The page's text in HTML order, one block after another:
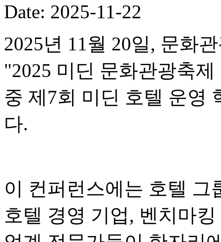
Date: 2025-11-22
2025년 11월 20일, 문화
"2025 미딘 문화관광축
중 제7회 미딘 호텔 운영
다.
이 컨퍼런스에는 호텔 그
호텔 경영 기업, 벤치마